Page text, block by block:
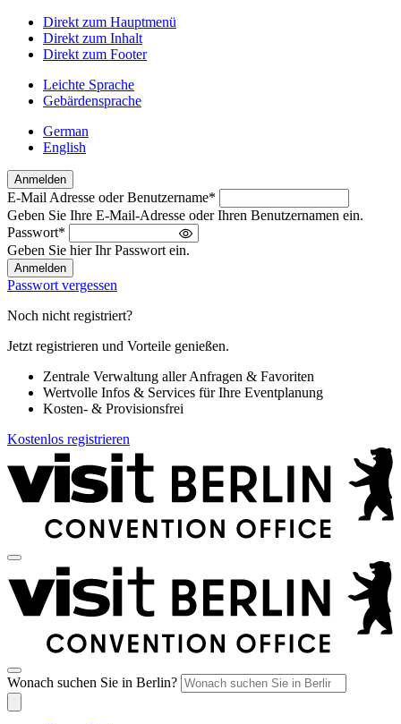
Direkt zum Hauptmenü
Direkt zum Inhalt
Direkt zum Footer
Leichte Sprache
Gebärdensprache
German
English
Anmelden
Willkommen
zurück!
Bitte
melden
Sie
sich
an
E-Mail Adresse oder Benutzername*
Geben Sie Ihre E-Mail-Adresse oder Ihren Benutzernamen ein.
Passwort*
Geben Sie hier Ihr Passwort ein.
Passwort vergessen
Noch nicht registriert?
Jetzt registrieren und Vorteile genießen.
Zentrale Verwaltung aller Anfragen & Favoriten
Wertvolle Infos & Services für Ihre Eventplanung
Kosten- & Provisionsfrei
Kostenlos registrieren
Wonach suchen Sie in Berlin?